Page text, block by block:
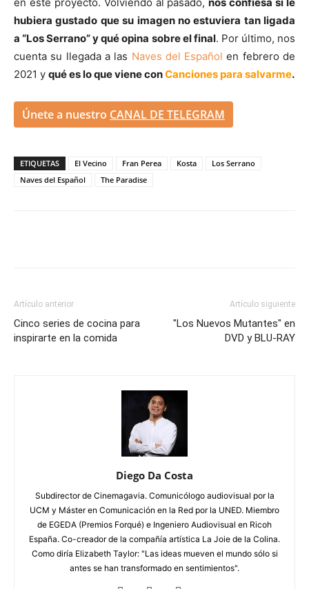
hubiera gustado que su imagen no estuviera tan ligada
a “Los Serrano” y qué opina sobre el final. Por último, nos
cuenta su llegada a las Naves del Español en febrero de
2021 y qué es lo que viene conCanciones para salvarme.
Únete a nuestro CANAL DE TELEGRAM
ETIQUETAS El Vecino Fran Perea Kosta
Los Serrano
Naves del Español
The Paradise
Artículo anterior
Cinco series de cocina para
inspirarte en la comida
Artículo siguiente
"Los Nuevos Mutantes" en
DVD y BLU-RAY
Diego Da Costa
Subdirector de Cinemagavia. Comunicólogo audiovisual por la
UCM y Máster en Comunicación en la Red por la UNED. Miembro
de EGEDA (Premios Forqué) e Ingeniero Audiovisual en Ricoh
España. Co-creador de la compañía artística La Joie de la Colina.
Como diría Elizabeth Taylor: "Las ideas mueven el mundo sólo si
antes se han transformado en sentimientos".